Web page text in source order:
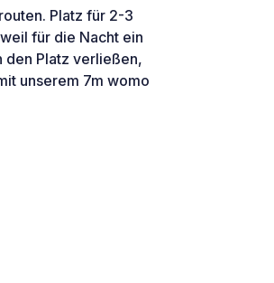
Platz für 2-3
für die Nacht ein
den Platz verließen,
unserem 7m womo